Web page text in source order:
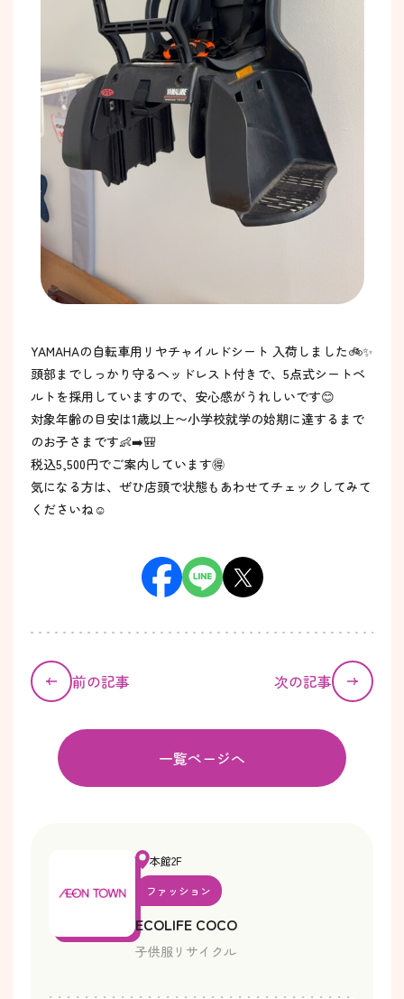
YAMAHAの自転車用リヤチャイルドシート 入荷しました🚲✨
頭部までしっかり守るヘッドレスト付きで、5点式シートベ
ルトを採用していますので、安心感がうれしいです😊
対象年齢の目安は1歳以上〜小学校就学の始期に達するまで
のお子さまです👶➡️🎒
税込5,500円でご案内しています🉐
気になる方は、ぜひ店頭で状態もあわせてチェックしてみて
くださいね☺️
前の記事 次の記事
一覧ページへ
本館2F
ファッション
ECOLIFE COCO
子供服リサイクル